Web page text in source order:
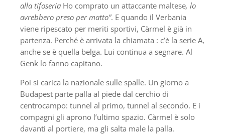
alla tifoseria Ho comprato un attaccante maltese, lo
avrebbero preso per matto”. E quando il Verbania
viene ripescato per meriti sportivi, Càrmel è già in
partenza. Perché è arrivata la chiamata : c’è la serie A,
anche se è quella belga. Lui continua a segnare. Al
Genk lo fanno capitano.
Poi si carica la nazionale sulle spalle. Un giorno a
Budapest parte palla al piede dal cerchio di
centrocampo: tunnel al primo, tunnel al secondo. E i
compagni gli aprono l’ultimo spazio. Càrmel è solo
davanti al portiere, ma gli salta male la palla.